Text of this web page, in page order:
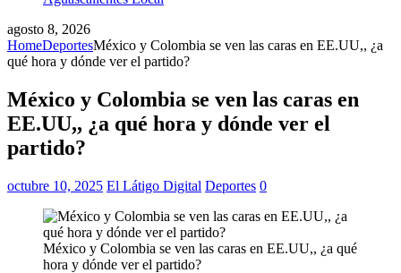
agosto 8, 2026
HomeDeportesMéxico y Colombia se ven las caras en EE.UU,, ¿a
qué hora y dónde ver el partido?
México y Colombia se ven las caras en
EE.UU,, ¿a qué hora y dónde ver el
partido?
octubre 10, 2025 El Látigo Digital Deportes 0
México y Colombia se ven las caras en EE.UU,, ¿a qué
hora y dónde ver el partido?